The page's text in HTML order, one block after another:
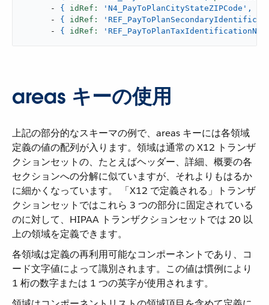
-
{ idRef: 'N4_PayToPlanCityStateZIPCode' ,
-
{ idRef:
-
{ idRef:
areas キーの使用
上記の部分的なスキーマの例で、areas キーには各領域
定義の値の配列が入ります。領域は通常の X12 トランザ
クションセットの、たとえばヘッダー、詳細、概要の各
セクションへの分解に似ていますが、それよりもはるか
に細かくなっています。 「X12 で定義される」トランザ
クションセットではこれら 3 つの部分に固定されている
のに対して、HIPAA トランザクションセットでは 20 以
上の領域を定義できます。
各領域は定義の再利用可能なコンポーネントであり、コ
ード文字値によって識別されます。この値は慣例により
1 桁の数字または 1 つの英字が使用されます。